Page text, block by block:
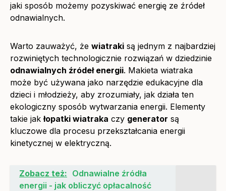
jaki sposób możemy pozyskiwać energię ze źródeł
odnawialnych.
Warto zauważyć, że wiatraki są jednym z najbardziej
rozwiniętych technologicznie rozwiązań w dziedzinie
odnawialnych źródeł energii. Makieta wiatraka
może być używana jako narzędzie edukacyjne dla
dzieci i młodzieży, aby zrozumiały, jak działa ten
ekologiczny sposób wytwarzania energii. Elementy
takie jakłopatki wiatraka czy generator są
kluczowe dla procesu przekształcania energii
kinetycznej w elektryczną.
Zobacz też: Odnawialne źródła
energii - jak obliczyć opłacalność